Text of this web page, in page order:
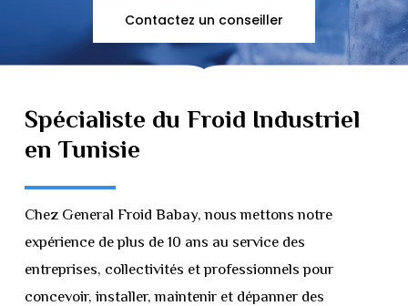
Contactez un conseiller
Spécialiste du Froid Industriel
en Tunisie
Chez General Froid Babay, nous mettons notre
expérience de plus de 10 ans au service des
entreprises, collectivités et professionnels pour
concevoir, installer, maintenir et dépanner des